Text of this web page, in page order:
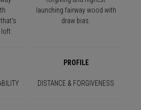
launching fairway wood with
draw bias.
PROFILE
DISTANCE & FORGIVENESS